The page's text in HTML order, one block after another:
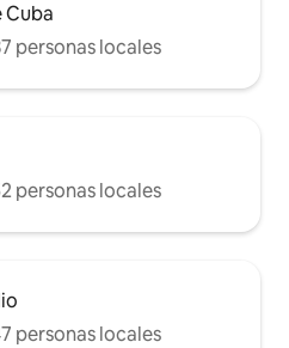
personas locales
personas locales
personas locales